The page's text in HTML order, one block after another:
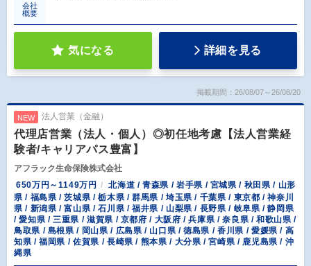
会社
概要
気になる 詳細を見る
掲載期間：26/08/07～26/08/20
NEW 法人営業（金融）
代理店営業（法人・個人）◎初任地考慮【法人営業経
験者/キャリアパス豊富】
アフラック生命保険株式会社
650万円～1149万円
北海道 / 青森県 / 岩手県 / 宮城県 / 秋田県 / 山形
県 / 福島県 / 茨城県 / 栃木県 / 群馬県 / 埼玉県 / 千葉県 / 東京都 / 神奈川
県 / 新潟県 / 富山県 / 石川県 / 福井県 / 山梨県 / 長野県 / 岐阜県 / 静岡県
/ 愛知県 / 三重県 / 滋賀県 / 京都府 / 大阪府 / 兵庫県 / 奈良県 / 和歌山県 /
鳥取県 / 島根県 / 岡山県 / 広島県 / 山口県 / 徳島県 / 香川県 / 愛媛県 / 高
知県 / 福岡県 / 佐賀県 / 長崎県 / 熊本県 / 大分県 / 宮崎県 / 鹿児島県 / 沖
縄県